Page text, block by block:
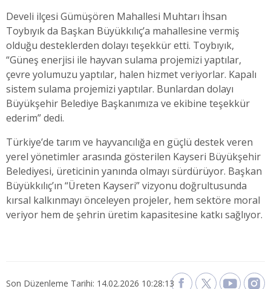
Develi ilçesi Gümüşören Mahallesi Muhtarı İhsan
Toybıyık da Başkan Büyükkılıç’a mahallesine vermiş
olduğu desteklerden dolayı teşekkür etti. Toybıyık,
“Güneş enerjisi ile hayvan sulama projemizi yaptılar,
çevre yolumuzu yaptılar, halen hizmet veriyorlar. Kapalı
sistem sulama projemizi yaptılar. Bunlardan dolayı
Büyükşehir Belediye Başkanımıza ve ekibine teşekkür
ederim” dedi.
Türkiye’de tarım ve hayvancılığa en güçlü destek veren
yerel yönetimler arasında gösterilen Kayseri Büyükşehir
Belediyesi, üreticinin yanında olmayı sürdürüyor. Başkan
Büyükkılıç’ın “Üreten Kayseri” vizyonu doğrultusunda
kırsal kalkınmayı önceleyen projeler, hem sektöre moral
veriyor hem de şehrin üretim kapasitesine katkı sağlıyor.
Son Düzenleme Tarihi: 14.02.2026 10:28:13